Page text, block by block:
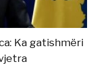
Ka gatishmëri